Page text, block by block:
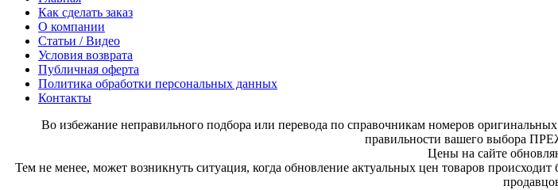
Как сделать заказ
О компании
Статьи / Видео
Условия возврата
Публичная оферта
Политика обработки персональных данных
Контакты
Во избежание неправильного подбора или перевода по справочникам номеров
правильности вашего выбора
Цены на сайте
Тем не менее, может возникнуть ситуация, когда обновление актуальных цен товаров